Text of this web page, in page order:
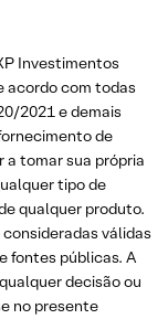
Investimentos
acordo com todas
2021 e demais
de
a tomar sua própria
tipo de
qualquer produto.
válidas
fontes públicas. A
decisão ou
no presente